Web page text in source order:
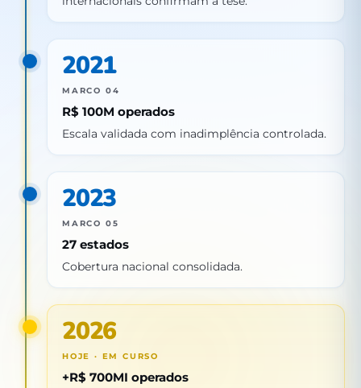
2021
MARCO 04
R$ 100M operados
Escala validada com inadimplência controlada.
2023
MARCO 05
27 estados
Cobertura nacional consolidada.
2026
HOJE · EM CURSO
+R$ 700MI operados